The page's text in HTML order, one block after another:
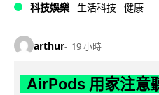
科技娛樂 生活科技 健康
arthur 19 小時
AirPods 用家注意